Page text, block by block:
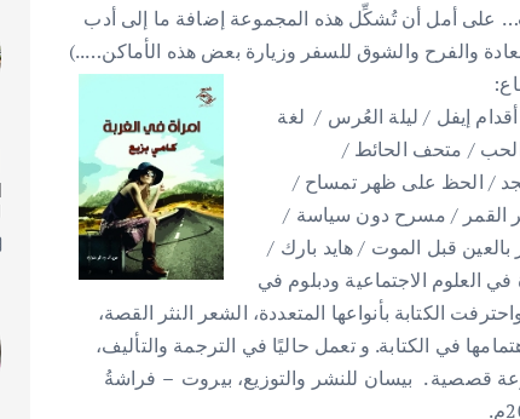
على أمل أن تُشكِّل هذه المجموعة إضافة ما إلى أدب
والفرح والشوق للسفر وزيارة بعض هذه الأماكن…..)
إيفل / ليلة العُرس / لغة
والحب / متحف الحائط /
مجد / الحظ على ظهر تمساح /
القمر / مسرح دون سياسة /
بالعين قبل الموت / هايد بارك /
في العلوم الاجتماعية ودبلوم في
الكتابة بأنواعها المتعددة، الشعر النثر القصة،
في الكتابة. و تعمل حاليًا في الترجمة والتأليف،
قصصية . بيسان للنشر والتوزيع، بيروت – فراشةُ